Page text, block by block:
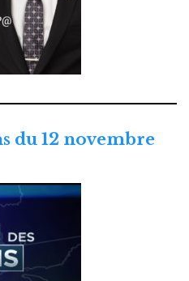
du 12 novembre